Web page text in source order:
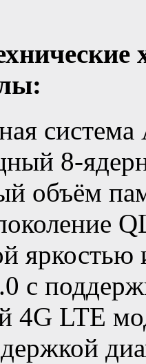
8-
объём
яркостью
с
4G LTE